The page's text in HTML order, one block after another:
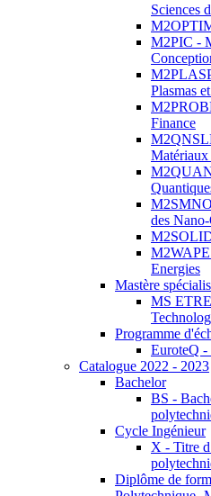
Sciences
M2PIC -
Plasmas
Finance
Matériaux
des
Energies
Mastère
MS
Programme
EuroteQ
Catalogue 2022 - 2023
Bachelor
BS -
Cycle Ingénieur
X - Titre
Diplôme de